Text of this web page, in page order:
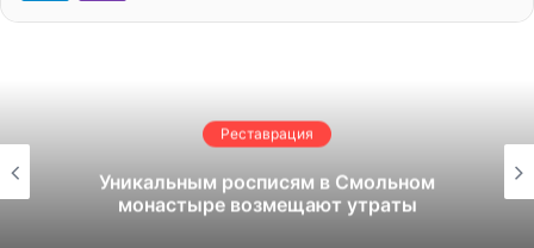
Реставрация
Уникальным росписям в Смольном
монастыре возмещают утраты